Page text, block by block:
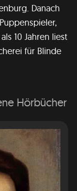
Danach
10 Jahren liest
für Blinde
Hörbücher